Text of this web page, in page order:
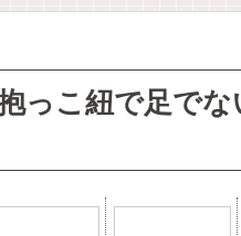
っこ紐で足で